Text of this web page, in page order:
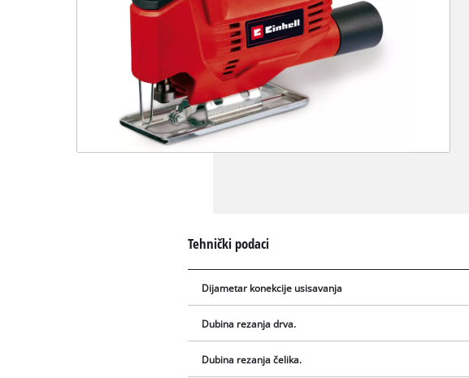
Tehnički podaci
Dijametar konekcije usisavanja
Dubina rezanja drva.
Dubina rezanja čelika.